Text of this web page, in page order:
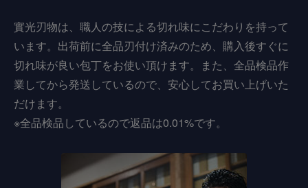
實光刃物は、職人の技による切れ味にこだわりを持って
います。出荷前に全品刃付け済みのため、購入後すぐに
切れ味が良い包丁をお使い頂けます。また、全品検品作
業してから発送しているので、安心してお買い上げいた
だけます。
※全品検品しているので返品は0.01%です。